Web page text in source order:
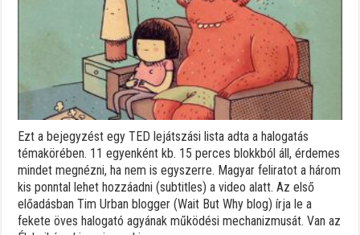
Ezt a bejegyzést egy TED lejátszási lista adta a halogatás
témakörében. 11 egyenként kb. 15 perces blokkból áll, érdemes
mindet megnézni, ha nem is egyszerre. Magyar feliratot a három
kis ponntal lehet hozzáadni (subtitles) a video alatt. Az első
előadásban Tim Urban blogger (Wait But Why blog) írja le a
fekete öves halogató agyának működési mechanizmusát. Van az